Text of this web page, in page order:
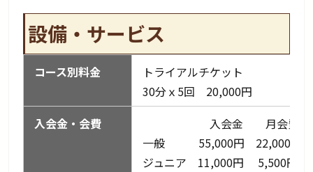
設備・サービス
コース別料金
トライアルチケット
30分ｘ5回 20,000円
入会金・会費
入会金 月会費
一般 55,000円 22,000円
ジュニア 11,000円 5,500円